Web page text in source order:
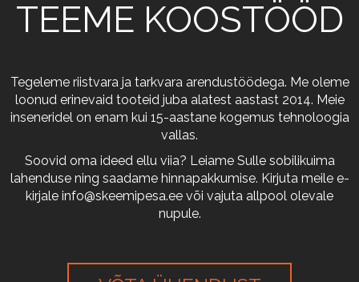
TEEME KOOSTÖÖD
Tegeleme riistvara ja tarkvara arendustöödega. Me oleme
loonud erinevaid tooteid juba alatest aastast 2014. Meie
inseneridel on enam kui 15-aastane kogemus tehnoloogia
vallas.
Soovid oma ideed ellu viia? Leiame Sulle sobilikuima
lahenduse ning saadame hinnapakkumise. Kirjuta meile e-
kirjale info@skeemipesa.ee või vajuta allpool olevale
nupule.